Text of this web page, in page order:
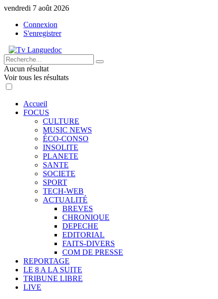
vendredi 7 août 2026
Connexion
S'enregistrer
Aucun résultat
Voir tous les résultats
Accueil
FOCUS
CULTURE
MUSIC NEWS
ÉCO-CONSO
INSOLITE
PLANETE
SANTE
SOCIETE
SPORT
TECH-WEB
ACTUALITÉ
BREVES
CHRONIQUE
DEPECHE
EDITORIAL
FAITS-DIVERS
COM DE PRESSE
REPORTAGE
LE 8 A LA SUITE
TRIBUNE LIBRE
LIVE